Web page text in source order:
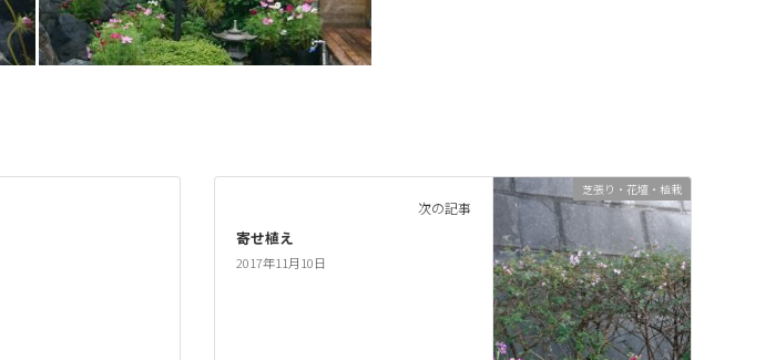
芝張り・花壇・植栽
次の記事
寄せ植え
2017年11月10日